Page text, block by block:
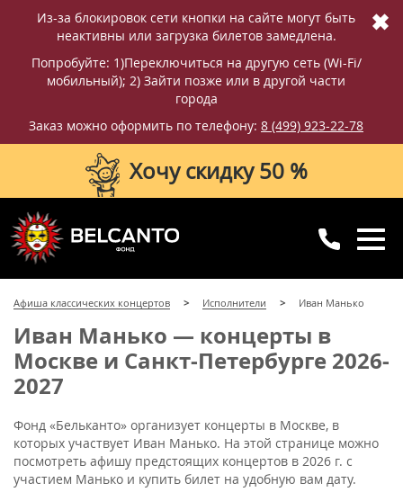
Из-за блокировок сети кнопки на сайте могут быть
неактивны или загрузка билетов замедлена.
Попробуйте: 1)Переключиться на другую сеть (Wi-Fi/
мобильный); 2) Зайти позже или в другой части
города
Заказ можно оформить по телефону: 8 (499) 923-22-78
✖
Хочу скидку 50 %
8 (499) 923-22-78
8 (800) 770-09-71
Афиша классических концертов Исполнители Иван Манько
Иван Манько — концерты в
Москве и Санкт-Петербурге 2026-
2027
Фонд «Бельканто» организует концерты в Москве, в
которых участвует Иван Манько. На этой странице можно
посмотреть афишу предстоящих концертов в 2026 г. с
участием Манько и купить билет на удобную вам дату.